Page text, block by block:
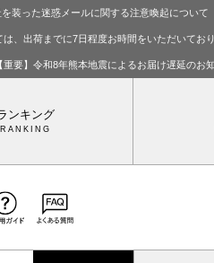
を装った迷惑メールに関する注意喚起につい
、出荷までに7日程度お時間をいただいてお
【重要】令和8年熊本地震によるお届け遅延のお
ンキング